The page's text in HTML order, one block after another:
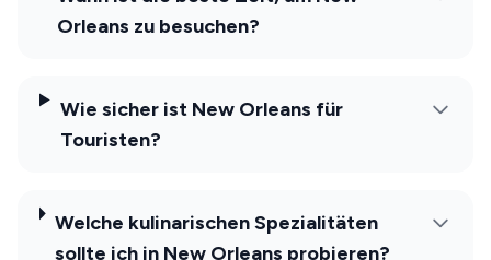
Orleans zu besuchen?
Wie sicher ist New Orleans für
Touristen?
Welche kulinarischen Spezialitäten
sollte ich in New Orleans probieren?